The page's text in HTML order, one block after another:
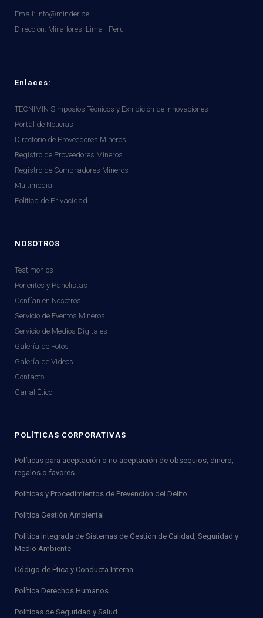
Email: info@minder.pe
Dirección: Miraflores. Lima - Perú
Enlaces:
TECNIMIN Simposios Técnicos y Exhibición de Innovaciones
Portal de Noticias
Directorio de Proveedores Mineros
Registro de Proveedores Mineros
Registro de Compradores Mineros
Multimedia
Política de Privacidad
NOSOTROS
Testimonios
Ponentes y Panelistas
Confían en Nosotros
Servicio de Eventos Mineros
Servicio de Medios Digitales
Galería de Fotos
Galería de Videos
Contacto
Canal Ético
POLÍTICAS CORPORATIVAS
Políticas para aceptación o no aceptación de obsequios, dinero,
regalos o favores
Políticas y Procedimientos de Prevención del Delito
Política Gestión Ambiental
Política Integrada de Sistemas de Gestión de Calidad, Seguridad y
Medio Ambiente
Código de Ética y Conducta Interna
Política Derechos Humanos
Políticas de Seguridad y Salud